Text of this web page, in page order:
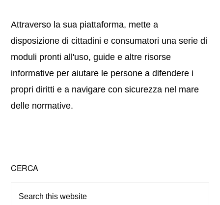
Attraverso la sua piattaforma, mette a
disposizione di cittadini e consumatori una serie di
moduli pronti all'uso, guide e altre risorse
informative per aiutare le persone a difendere i
propri diritti e a navigare con sicurezza nel mare
delle normative.
Primary
Sidebar
CERCA